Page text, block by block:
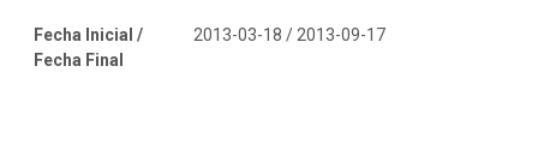
Fecha Inicial /
Fecha Final
2013-03-18 / 2013-09-17